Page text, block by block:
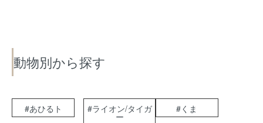
動物別から探す
#あひるト #ライオン/タイガ
ー
#くま